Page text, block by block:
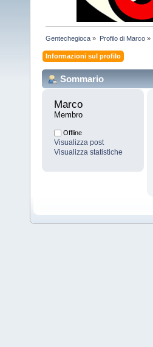
Gentechegioca » Profilo di Marco»
Informazioni sul profilo
Sommario
Marco
Membro
Offline
Visualizza post
Visualizza statistiche